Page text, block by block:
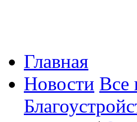
Главная
Новости Все